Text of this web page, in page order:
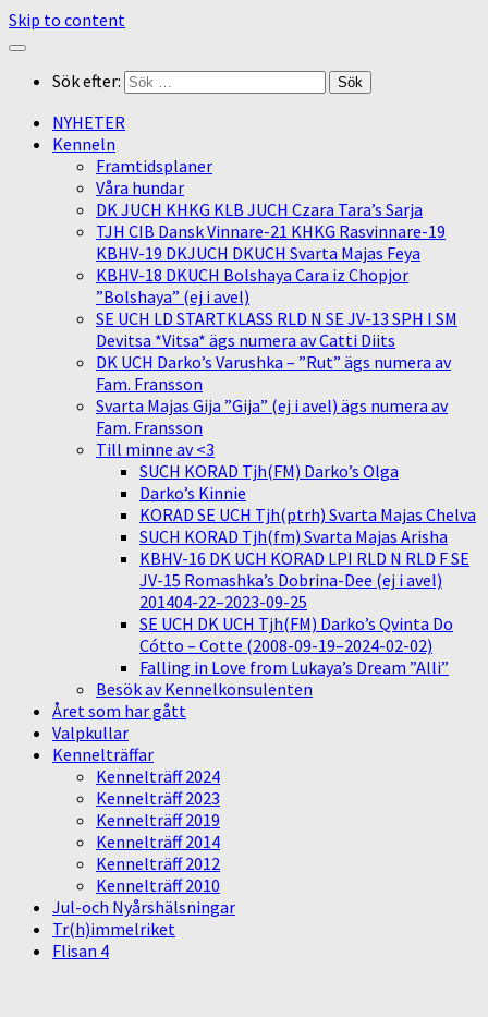
Skip to content
Sök efter:
NYHETER
Kenneln
Framtidsplaner
Våra hundar
DK JUCH KHKG KLB JUCH Czara Tara’s Sarja
TJH CIB Dansk Vinnare-21 KHKG Rasvinnare-19
KBHV-19 DKJUCH DKUCH Svarta Majas Feya
KBHV-18 DKUCH Bolshaya Cara iz Chopjor
”Bolshaya” (ej i avel)
SE UCH LD STARTKLASS RLD N SE JV-13 SPH I SM
Devitsa *Vitsa* ägs numera av Catti Diits
DK UCH Darko’s Varushka – ”Rut” ägs numera av
Fam. Fransson
Svarta Majas Gija ”Gija” (ej i avel) ägs numera av
Fam. Fransson
Till minne av <3
SUCH KORAD Tjh(FM) Darko’s Olga
Darko’s Kinnie
KORAD SE UCH Tjh(ptrh) Svarta Majas Chelva
SUCH KORAD Tjh(fm) Svarta Majas Arisha
KBHV-16 DK UCH KORAD LPI RLD N RLD F SE
JV-15 Romashka’s Dobrina-Dee (ej i avel)
201404-22–2023-09-25
SE UCH DK UCH Tjh(FM) Darko’s Qvinta Do
Cótto – Cotte (2008-09-19–2024-02-02)
Falling in Love from Lukaya’s Dream ”Alli”
Besök av Kennelkonsulenten
Året som har gått
Valpkullar
Kennelträffar
Kennelträff 2024
Kennelträff 2023
Kennelträff 2019
Kennelträff 2014
Kennelträff 2012
Kennelträff 2010
Jul-och Nyårshälsningar
Tr(h)immelriket
Flisan 4